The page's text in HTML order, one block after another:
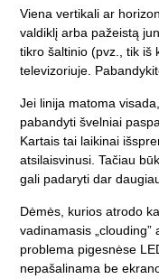
Viena vertikali ar
valdiklį arba pažeistą
tikro šaltinio (pvz., tik iš
televizoriuje.
Jei linija matoma
pabandyti švelniai
Kartais tai laikinai
atsilaisvinusi. Tačiau
gali padaryti dar
Dėmės, kurios atrodo
vadinamasis „clouding”
problema pigesnėse
nepašalinama be